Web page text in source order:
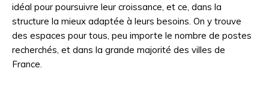
idéal pour poursuivre leur croissance, et ce, dans la
structure la mieux adaptée à leurs besoins. On y trouve
des espaces pour tous, peu importe le nombre de postes
recherchés, et dans la grande majorité des villes de
France.